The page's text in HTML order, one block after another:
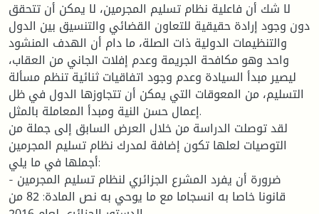
لا شك أن فاعلية نظام تسليم المجرمين، لا يمكن أن تتحقق
دون وجود إرادة حقيقية للتعاون القضائي والتنسيق بين الدول
والتنظيمات الدولية ذات الصلة، ما دام أن الهدف المنشود
واحد وهو مكافحة الجريمة وعدم إفلات الجاني من العقاب،
ليصير مبدأ السيادة وعدم وجود اتفاقيات ثنائية تنظم مسألة
التسليم، من المعوقات التي يمكن أن تتجاوزها الدول في ظل
إعمال حسن النية ومبدأ المعاملة بالمثل.
لقد توصلت الدراسة من خلال العرض السابق إلى جملة من
التوصيات لعلها تكون إضافة لمدرك نظام تسليم المجرمين
أجملها في ما يلي:
- ضرورة أن يفرد المشرع الجزائري لنظام تسليم المجرمين
قانونا خاصا به انسجاما مع ما يوحي به نص المادة: 82 من